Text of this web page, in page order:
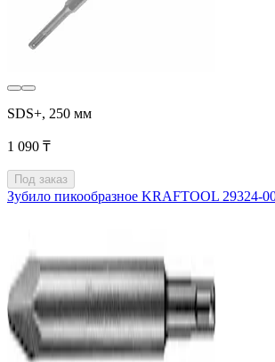
SDS+, 250 мм
1 090 ₸
Под заказ
Зубило пикообразное KRAFTOOL 29324-